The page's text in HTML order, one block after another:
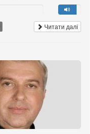
Читати далі